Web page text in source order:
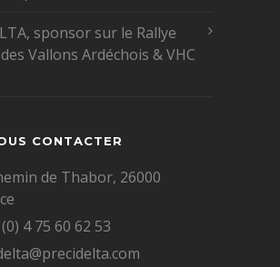
sponsor sur le Rallye
Vallons Ardéchois & VHC
CONTACTER
de Thabor, 26000
4 75 60 62 53